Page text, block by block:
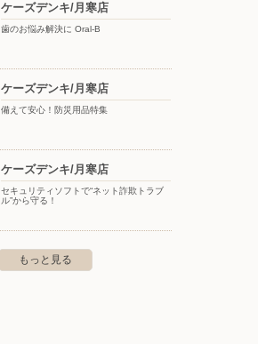
ケーズデンキ/月寒店
歯のお悩み解決に Oral-B
ケーズデンキ/月寒店
備えて安心！防災用品特集
ケーズデンキ/月寒店
セキュリティソフトで“ネット詐欺トラブ
ル”から守る！
もっと見る